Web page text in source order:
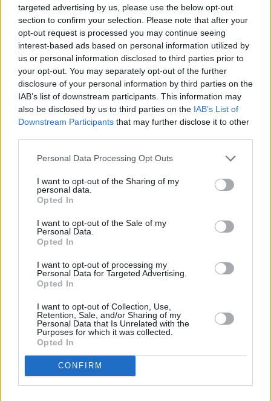
targeted advertising by us, please use the below opt-out
section to confirm your selection. Please note that after your
opt-out request is processed you may continue seeing
interest-based ads based on personal information utilized by
us or personal information disclosed to third parties prior to
your opt-out. You may separately opt-out of the further
disclosure of your personal information by third parties on the
IAB’s list of downstream participants. This information may
also be disclosed by us to third parties on the IAB’s List of
Downstream Participants that may further disclose it to other
Personal Data Processing Opt Outs
I want to opt-out of the Sharing of my
personal data.
Opted In
I want to opt-out of the Sale of my
Personal Data.
Opted In
I want to opt-out of processing my
Personal Data for Targeted Advertising.
Opted In
I want to opt-out of Collection, Use,
Retention, Sale, and/or Sharing of my
Personal Data that Is Unrelated with the
Purposes for which it was collected.
Opted In
CONFIRM